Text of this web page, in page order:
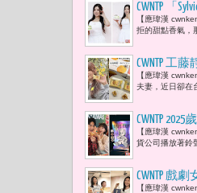
CWNTP 「
【應瑋漢
拒的甜點香氣，
CWNTP 工
【應瑋漢
夫妻，近日卻在
CWNTP
幽默 肯德
【應瑋漢
貨公司播放著鈴
CWNTP 戲
【應瑋漢